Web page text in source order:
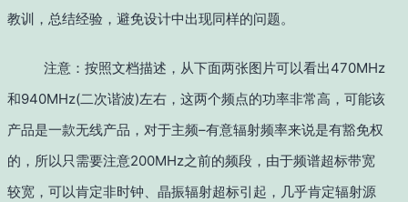
教训，总结经验，避免设计中出现同样的问题。
注意：按照文档描述，从下面两张图片可以看出470MHz
和940MHz(二次谐波)左右，这两个频点的功率非常高，可能该
产品是一款无线产品，对于主频–有意辐射频率来说是有豁免权
的，所以只需要注意200MHz之前的频段，由于频谱超标带宽
较宽，可以肯定非时钟、晶振辐射超标引起，几乎肯定辐射源